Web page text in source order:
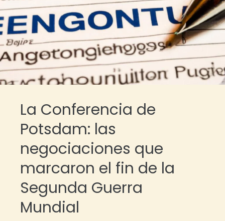
La Conferencia de
Potsdam: las
negociaciones que
marcaron el fin de la
Segunda Guerra
Mundial